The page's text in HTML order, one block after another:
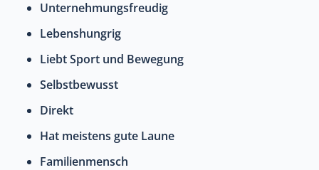
Unternehmungsfreudig
Lebenshungrig
Liebt Sport und Bewegung
Selbstbewusst
Direkt
Hat meistens gute Laune
Familienmensch